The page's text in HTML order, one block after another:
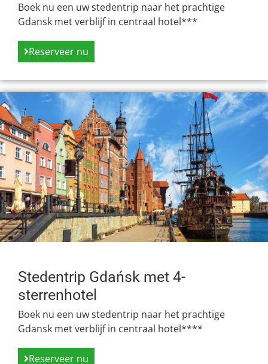
Boek nu een uw stedentrip naar het prachtige
Gdansk met verblijf in centraal hotel***
Reserveer nu
Stedentrip Gdańsk met 4-
sterrenhotel
Boek nu een uw stedentrip naar het prachtige
Gdansk met verblijf in centraal hotel****
Reserveer nu